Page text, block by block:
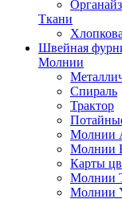
Ткани
Швейная
Молнии
Спираль
Трактор
Молнии
Молнии
Карты
Молнии
Молнии